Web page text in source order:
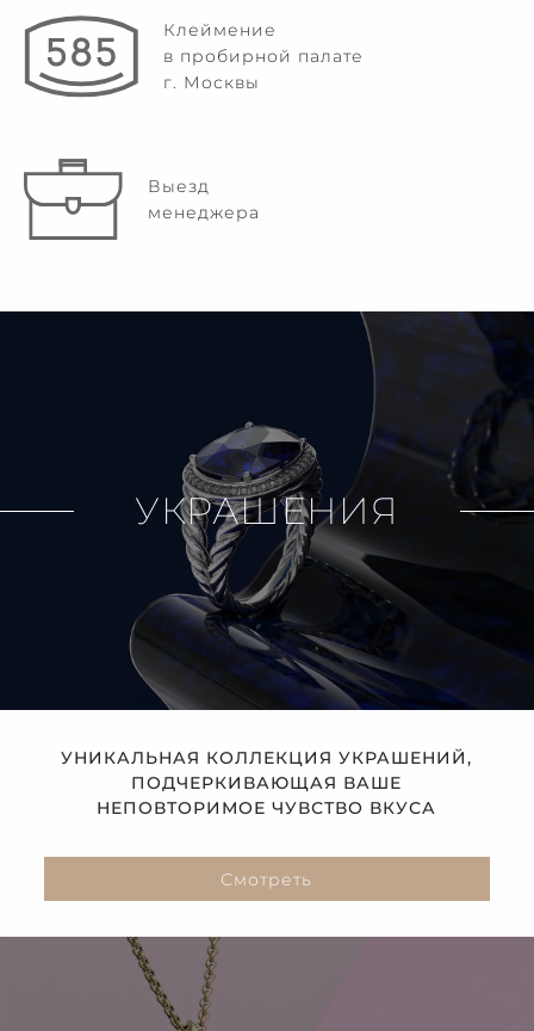
Клеймение
в пробирной палате
г. Москвы
Выезд
менеджера
УКРАШЕНИЯ
УНИКАЛЬНАЯ КОЛЛЕКЦИЯ УКРАШЕНИЙ,
ПОДЧЕРКИВАЮЩАЯ ВАШЕ
НЕПОВТОРИМОЕ ЧУВСТВО ВКУСА
Смотреть